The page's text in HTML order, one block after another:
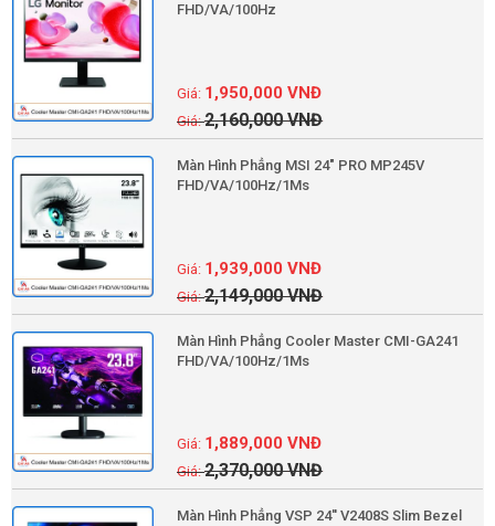
FHD/VA/100Hz
2,160,000VNĐ
1,950,000VNĐ
Màn Hình Phẳng MSI 24" PRO MP245V
FHD/VA/100Hz/1Ms
2,149,000VNĐ
1,939,000VNĐ
Màn Hình Phẳng Cooler Master CMI-GA241
FHD/VA/100Hz/1Ms
2,370,000VNĐ
1,889,000VNĐ
Màn Hình Phẳng VSP 24'' V2408S Slim Bezel